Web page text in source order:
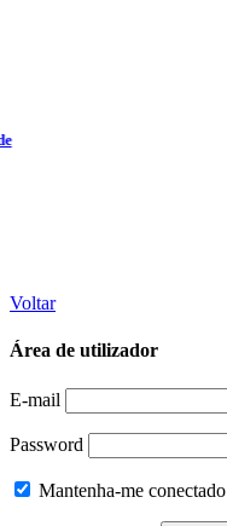
Voltar
Área de utilizador
E-mail
Password
Mantenha-me conectado